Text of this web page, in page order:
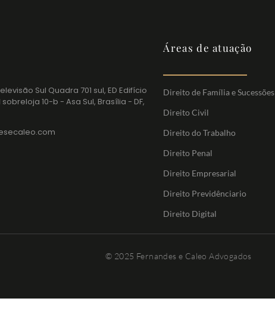
Sul Quadra 701 sul, ED Edifício
10-b - Asa Sul, Brasília - DF,
Áreas de atuação
Direito de Família e Sucessões
Direito Civil
Direito do Trabalho
Direito Penal
Direito Empresarial
Direito Previdênciario
Direito Digital
© 2025 Fernandes e Caleo Advogados